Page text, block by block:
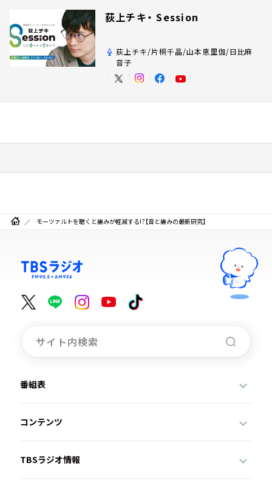
荻上チキ・ Session
荻上チキ/片桐千晶/山本恵里伽/日比麻
音子
モーツァルトを聴くと痛みが軽減する!?【音と痛みの最新研究】
番組表
コンテンツ
TBSラジオ情報